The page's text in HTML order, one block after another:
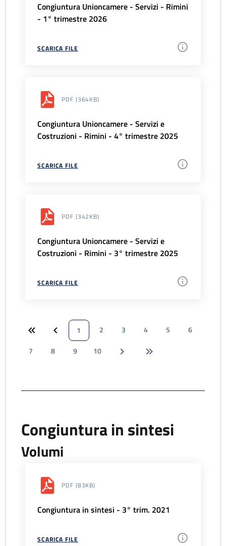
Congiuntura Unioncamere - Servizi - Rimini
- 1° trimestre 2026
SCARICA FILE
PDF (364KB)
Congiuntura Unioncamere - Servizi e
Costruzioni - Rimini - 4° trimestre 2025
SCARICA FILE
PDF (342KB)
Congiuntura Unioncamere - Servizi e
Costruzioni - Rimini - 3° trimestre 2025
SCARICA FILE
1 2 3 4 5
6
7
8 9 10
Congiuntura in sintesi
Volumi
PDF (83KB)
Congiuntura in sintesi - 3° trim. 2021
SCARICA FILE